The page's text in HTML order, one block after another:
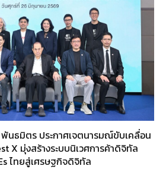
ธมิตร ประกาศเจตนารมณ์ขับเคลื่อน
X มุ่งสร้างระบบนิเวศการค้าดิจิทัล
ไทยสู่เศรษฐกิจดิจิทัล